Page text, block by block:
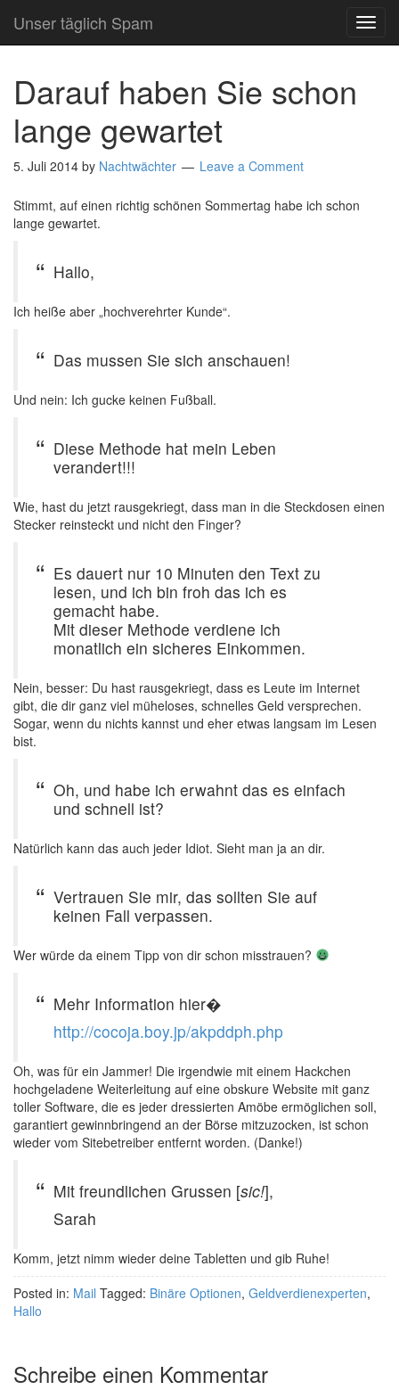
Unser täglich Spam
Darauf haben Sie schon
lange gewartet
5. Juli 2014 by Nachtwächter Leave a Comment
Stimmt, auf einen richtig schönen Sommertag habe ich schon
lange gewartet.
Hallo,
Ich heiße aber „hochverehrter Kunde“.
Das mussen Sie sich anschauen!
Und nein: Ich gucke keinen Fußball.
Diese Methode hat mein Leben
verandert!!!
Wie, hast du jetzt rausgekriegt, dass man in die Steckdosen einen
Stecker reinsteckt und nicht den Finger?
Es dauert nur 10 Minuten den Text zu
lesen, und ich bin froh das ich es
gemacht habe.
Mit dieser Methode verdiene ich
monatlich ein sicheres Einkommen.
Nein, besser: Du hast rausgekriegt, dass es Leute im Internet
gibt, die dir ganz viel müheloses, schnelles Geld versprechen.
Sogar, wenn du nichts kannst und eher etwas langsam im Lesen
bist.
Oh, und habe ich erwahnt das es einfach
und schnell ist?
Natürlich kann das auch jeder Idiot. Sieht man ja an dir.
Vertrauen Sie mir, das sollten Sie auf
keinen Fall verpassen.
Wer würde da einem Tipp von dir schon misstrauen?
Mehr Information hier�
http://cocoja.boy.jp/akpddph.php
Oh, was für ein Jammer! Die irgendwie mit einem Hackchen
hochgeladene Weiterleitung auf eine obskure Website mit ganz
toller Software, die es jeder dressierten Amöbe ermöglichen soll,
garantiert gewinnbringend an der Börse mitzuzocken, ist schon
wieder vom Sitebetreiber entfernt worden. (Danke!)
Mit freundlichen Grussen [sic!],
Sarah
Komm, jetzt nimm wieder deine Tabletten und gib Ruhe!
Posted in: Mail Tagged: Binäre Optionen, Geldverdienexperten,
Hallo
Schreibe einen Kommentar